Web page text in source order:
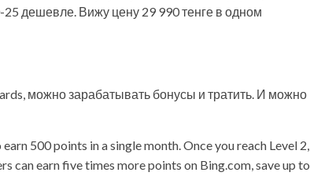
дешевле. Вижу цену 29 990 тенге в одном
можно зарабатывать бонусы и тратить. И можно
500 points in a single month. Once you reach Level 2,
can earn five times more points on Bing.com, save up to